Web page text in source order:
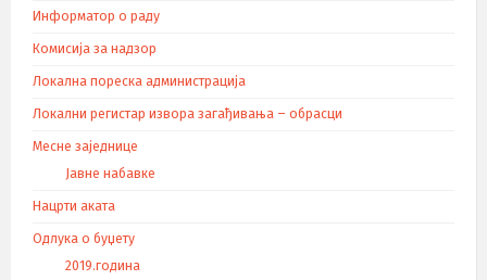
Информатор о раду
Комисија за надзор
Локална пореска администрација
Локални регистар извора загађивања – обрасци
Месне заједнице
Јавне набавке
Нацрти аката
Одлука о буџету
2019.година